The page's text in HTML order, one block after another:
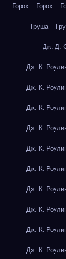
Горох Горох
Груша
Дж. Д.
Дж. К.
Дж. К.
Дж. К.
Дж. К.
Дж. К.
Дж. К.
Дж. К.
Дж. К.
Дж. К.
Дж. К.